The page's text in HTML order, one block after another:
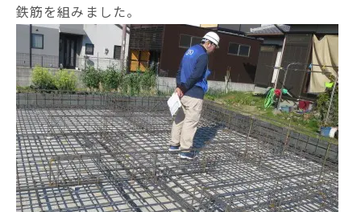
鉄筋を組みました。